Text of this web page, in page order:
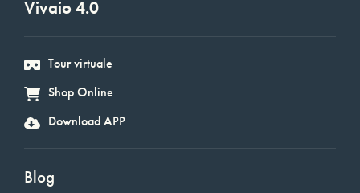
Vivaio 4.0
Tour virtuale
Shop Online
Download APP
Blog